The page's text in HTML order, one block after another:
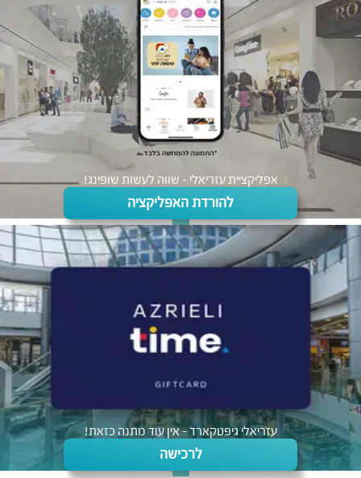
אפליקציית עזריאלי - שווה לעשות שופינג!
להורדת האפליקציה
עזריאלי גיפטקארד - אין עוד מתנה כזאת!
לרכישה